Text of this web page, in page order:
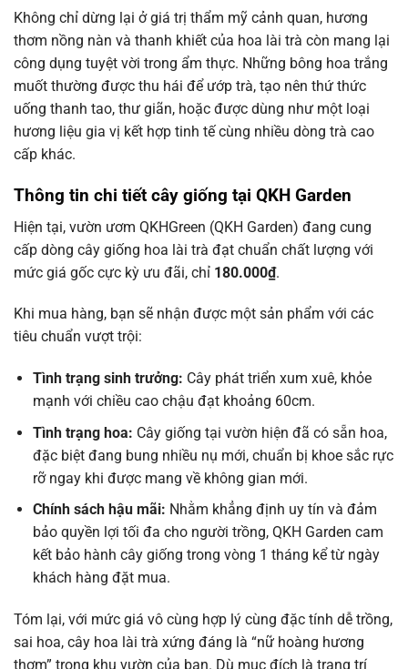
Không chỉ dừng lại ở giá trị thẩm mỹ cảnh quan, hương
thơm nồng nàn và thanh khiết của hoa lài trà còn mang lại
công dụng tuyệt vời trong ẩm thực. Những bông hoa trắng
muốt thường được thu hái để ướp trà, tạo nên thứ thức
uống thanh tao, thư giãn, hoặc được dùng như một loại
hương liệu gia vị kết hợp tinh tế cùng nhiều dòng trà cao
cấp khác.
Thông tin chi tiết cây giống tại QKH Garden
Hiện tại, vườn ươm QKHGreen (QKH Garden) đang cung
cấp dòng cây giống hoa lài trà đạt chuẩn chất lượng với
mức giá gốc cực kỳ ưu đãi, chỉ 180.000₫.
Khi mua hàng, bạn sẽ nhận được một sản phẩm với các
tiêu chuẩn vượt trội:
Tình trạng sinh trưởng: Cây phát triển xum xuê, khỏe
mạnh với chiều cao chậu đạt khoảng 60cm.
Tình trạng hoa: Cây giống tại vườn hiện đã có sẵn hoa,
đặc biệt đang bung nhiều nụ mới, chuẩn bị khoe sắc rực
rỡ ngay khi được mang về không gian mới.
Chính sách hậu mãi: Nhằm khẳng định uy tín và đảm
bảo quyền lợi tối đa cho người trồng, QKH Garden cam
kết bảo hành cây giống trong vòng 1 tháng kể từ ngày
khách hàng đặt mua.
Tóm lại, với mức giá vô cùng hợp lý cùng đặc tính dễ trồng,
sai hoa, cây hoa lài trà xứng đáng là “nữ hoàng hương
thơm” trong khu vườn của bạn. Dù mục đích là trang trí